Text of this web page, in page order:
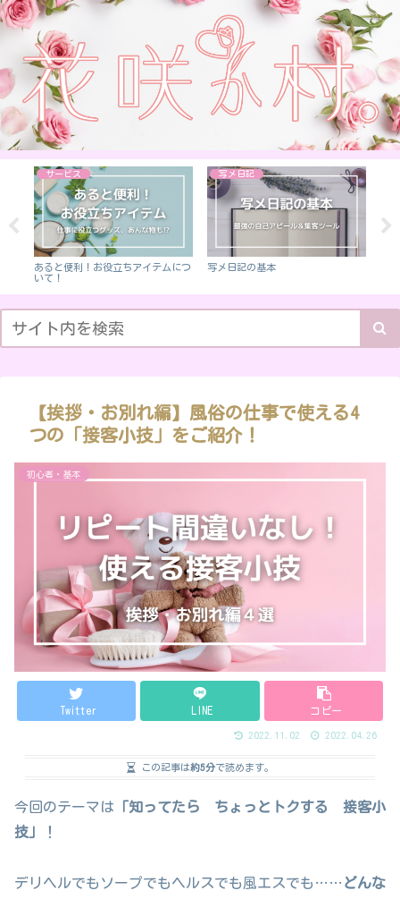
サービス
あると便利！お役立ちアイテムにつ
いて！
写メ日記
写メ日記の基本
【挨拶・お別れ編】風俗の仕事で使える4
つの「接客小技」をご紹介！
初心者・基本
Twitter LINE コピー
2022.11.02 2022.04.26
この記事は約5分で読めます。
今回のテーマは 「知ってたら ちょっとトクする 接客小
技」
！
デリヘルでもソープでもヘルスでも風エスでも…… どんな